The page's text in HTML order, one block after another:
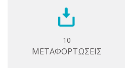
10
ΜΕΤΑΦΟΡΤΩΣΕΙΣ